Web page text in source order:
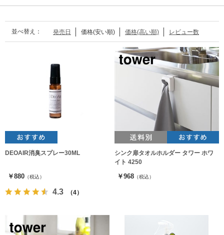
並べ替え： 発売日 価格(安い順) 価格(高い順) レビュー数
DEOAIR消臭スプレー30ML
￥880 （税込）
4.3 （4）
シンク扉タオルホルダー タワー ホワ
イト 4250
￥968 （税込）